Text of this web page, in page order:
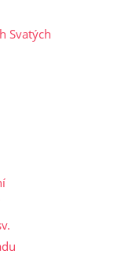
Svatých